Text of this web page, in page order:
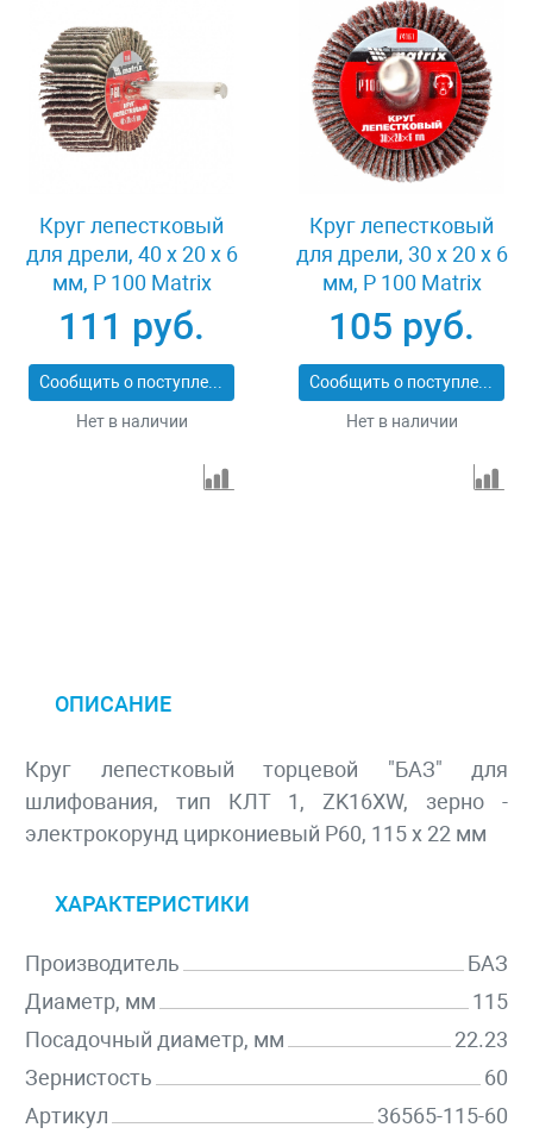
Круг лепестковый
для дрели, 40 х 20 х 6
мм, P 100 Matrix
74168
111 руб.
Сообщить о поступлении
Нет в наличии
Круг лепестковый
для дрели, 30 х 20 х 6
мм, P 100 Matrix
74161
105 руб.
Сообщить о поступлении
Нет в наличии
ОПИСАНИЕ
Круг лепестковый торцевой "БАЗ" для
шлифования, тип КЛТ 1, ZK16XW, зерно -
электрокорунд циркониевый P60, 115 х 22 мм
ХАРАКТЕРИСТИКИ
Производитель
БАЗ
Диаметр, мм
115
Посадочный диаметр, мм
22.23
Зернистость
60
Артикул
36565-115-60